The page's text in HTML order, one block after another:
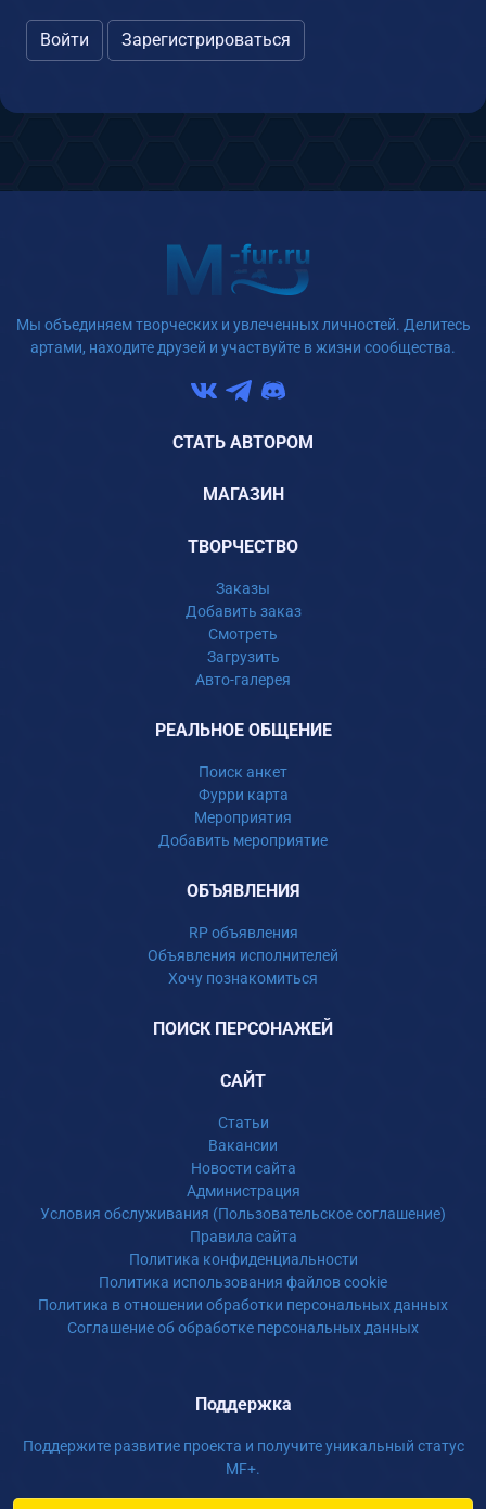
Войти Зарегистрироваться
Мы объединяем творческих и увлеченных личностей. Делитесь
артами, находите друзей и участвуйте в жизни сообщества.
СТАТЬ АВТОРОМ
МАГАЗИН
ТВОРЧЕСТВО
Заказы
Добавить заказ
Смотреть
Загрузить
Авто-галерея
РЕАЛЬНОЕ ОБЩЕНИЕ
Поиск анкет
Фурри карта
Мероприятия
Добавить мероприятие
ОБЪЯВЛЕНИЯ
RP объявления
Объявления исполнителей
Хочу познакомиться
ПОИСК ПЕРСОНАЖЕЙ
САЙТ
Статьи
Вакансии
Новости сайта
Администрация
Условия обслуживания (Пользовательское соглашение)
Правила сайта
Политика конфиденциальности
Политика использования файлов cookie
Политика в отношении обработки персональных данных
Соглашение об обработке персональных данных
Поддержка
Поддержите развитие проекта и получите уникальный статус
MF+.